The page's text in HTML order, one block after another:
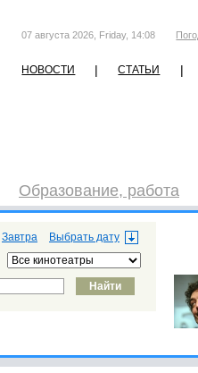
07 августа 2026, Friday, 14:08
НОВОСТИ | СТАТЬИ |
Образование, работа
Завтра